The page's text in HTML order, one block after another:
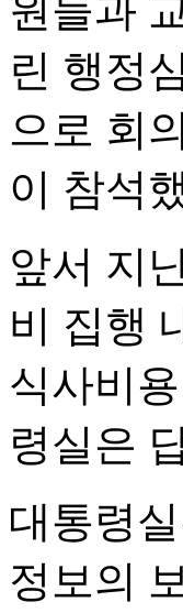
원들과
린 행정
으로 회
이 참석
앞서 지
비 집행
식사비
령실은
대통령
정보의